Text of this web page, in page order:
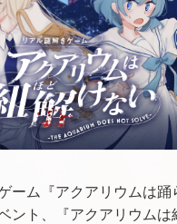
ーム『アクアリウムは踊
ント、『アクアリウムは